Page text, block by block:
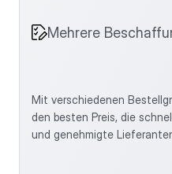
Mehrere
Mit verschiedenen
den besten Preis, die
und genehmigte